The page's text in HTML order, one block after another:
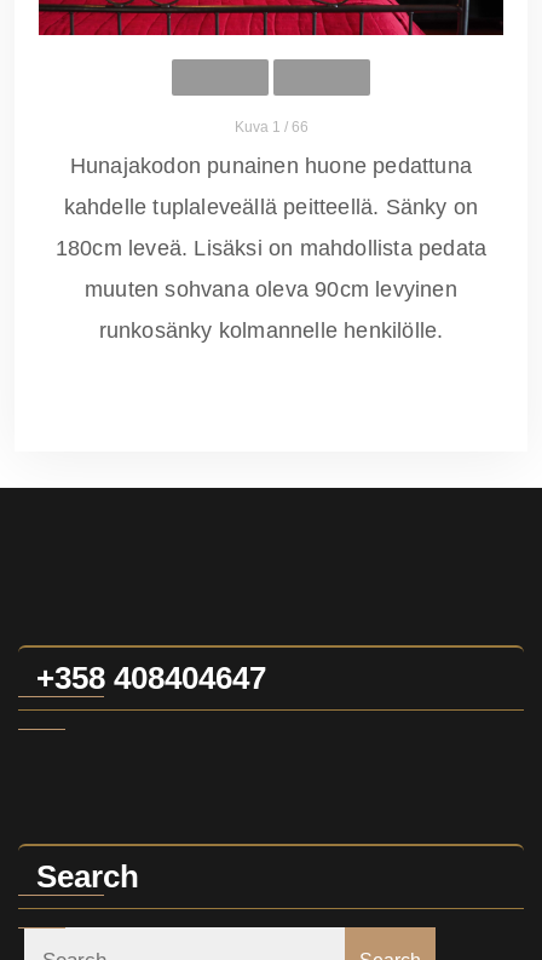
Kuva 1 / 66
Hunajakodon punainen huone pedattuna
kahdelle tuplaleveällä peitteellä. Sänky on
180cm leveä. Lisäksi on mahdollista pedata
muuten sohvana oleva 90cm levyinen
runkosänky kolmannelle henkilölle.
+358 408404647
Search